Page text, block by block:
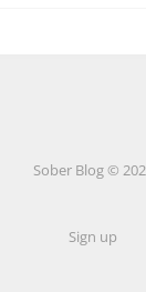
Sober Blog ©
Sign up